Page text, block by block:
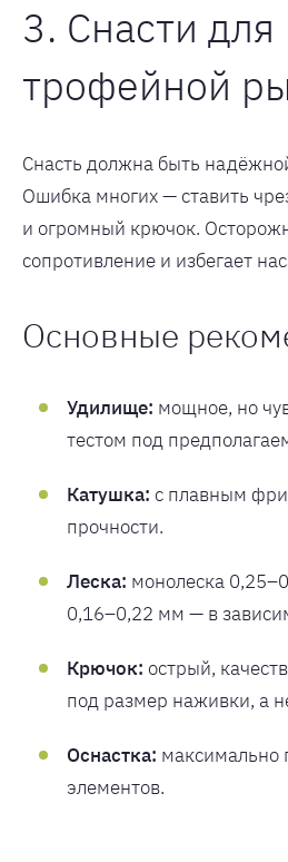
3. Снасти для
трофейной
Снасть должна быть
Ошибка многих — ставить
и огромный крючок.
сопротивление и избегает
Основные
Удилище: мощное, но
тестом под
Катушка: с плавным
прочности.
Леска: монолеска
0,16–0,22 мм — в
Крючок: острый,
под размер наживки, а
Оснастка: максимально
элементов.